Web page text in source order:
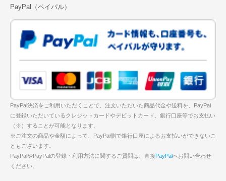
PayPal（ペイパル）
PayPal決済をご利用いただくことで、注文いただいた商品代金や送料を、PayPal
に登録いただいているクレジットカードやデビットカード、銀行口座等でお支払い
（※）することが可能となります。
※ご注文の商品や金額によって、PayPal側で銀行口座によるお支払いができないこ
ともございます。
PayPalやPayPalの登録・利用方法に関するご質問は、直接PayPalへお問い合わせ
ください。